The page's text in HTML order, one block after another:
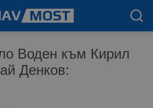
Воден към Кирил
Денков: